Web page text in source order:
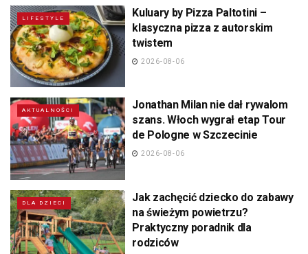
LIFESTYLE
Kuluary by Pizza Paltotini –
klasyczna pizza z autorskim
twistem
2026-08-06
AKTUALNOŚCI
Jonathan Milan nie dał rywalom
szans. Włoch wygrał etap Tour
de Pologne w Szczecinie
2026-08-06
DLA DZIECI
Jak zachęcić dziecko do zabawy
na świeżym powietrzu?
Praktyczny poradnik dla
rodziców